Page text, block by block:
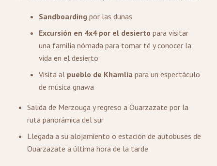
Sandboarding por las dunas
Excursión en 4x4 por el desierto para visitar
una familia nómada para tomar té y conocer la
vida en el desierto
Visita al pueblo de Khamlia para un espectáculo
de música gnawa
Salida de Merzouga y regreso a Ouarzazate por la
ruta panorámica del sur
Llegada a su alojamiento o estación de autobuses de
Ouarzazate a última hora de la tarde